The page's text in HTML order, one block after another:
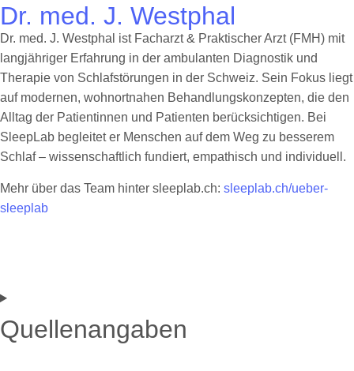
Dr. med. J. Westphal
Dr. med. J. Westphal ist Facharzt & Praktischer Arzt (FMH) mit
langjähriger Erfahrung in der ambulanten Diagnostik und
Therapie von Schlafstörungen in der Schweiz. Sein Fokus liegt
auf modernen, wohnortnahen Behandlungskonzepten, die den
Alltag der Patientinnen und Patienten berücksichtigen. Bei
SleepLab begleitet er Menschen auf dem Weg zu besserem
Schlaf – wissenschaftlich fundiert, empathisch und individuell.
Mehr über das Team hinter sleeplab.ch: sleeplab.ch/ueber-
sleeplab
Quellenangaben